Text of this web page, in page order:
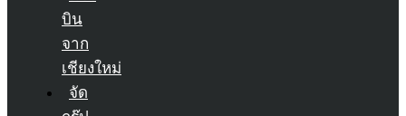
บิน
จาก
เชียงใหม่
จัด